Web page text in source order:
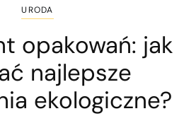
URODA
opakowań: jak
najlepsze
ekologiczne?